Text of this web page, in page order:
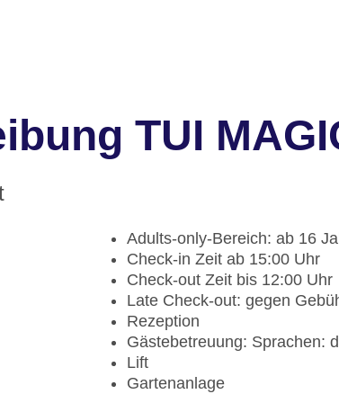
TUI
Adults-only-Bereich: ab 16
Check-in Zeit ab 15:00 Uhr
Check-out Zeit bis 12:00 Uhr
Late Check-out: gegen
Rezeption
Gästebetreuung: Sprachen:
Lift
Gartenanlage